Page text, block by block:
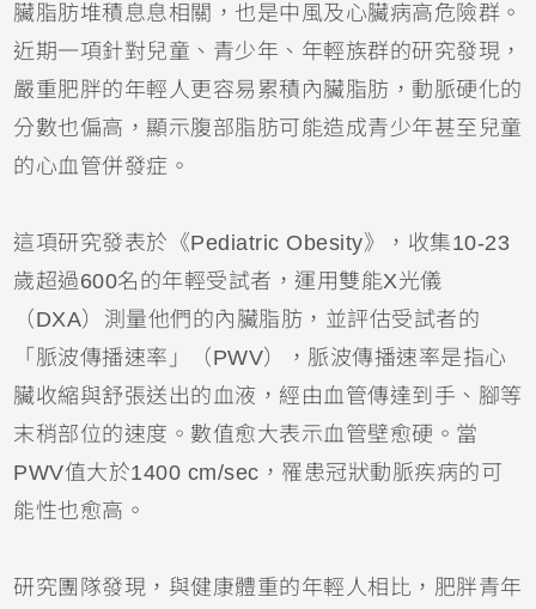
臟脂肪堆積息息相關，也是中風及心臟病高危險群。
近期一項針對兒童、青少年、年輕族群的研究發現，
嚴重肥胖的年輕人更容易累積內臟脂肪，動脈硬化的
分數也偏高，顯示腹部脂肪可能造成青少年甚至兒童
的心血管併發症。
這項研究發表於《Pediatric Obesity》，收集10-23
歲超過600名的年輕受試者，運用雙能X光儀
（DXA）測量他們的內臟脂肪，並評估受試者的
「脈波傳播速率」（PWV），脈波傳播速率是指心
臟收縮與舒張送出的血液，經由血管傳達到手、腳等
末稍部位的速度。數值愈大表示血管壁愈硬。當
PWV值大於1400 cm/sec，罹患冠狀動脈疾病的可
能性也愈高。
研究團隊發現，與健康體重的年輕人相比，肥胖青年